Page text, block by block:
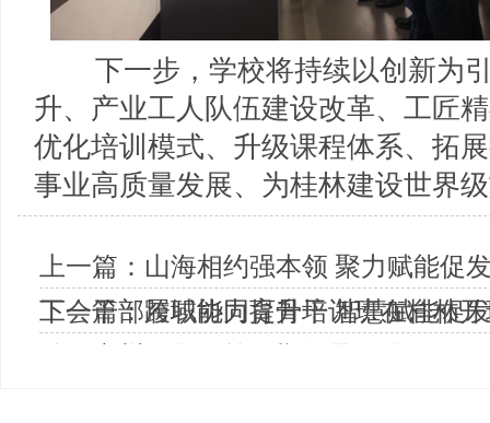
下一步，学校将持续以创新为
升、产业工人队伍建设改革、工匠
优化培训模式、升级课程体系、拓
事业高质量发展、为桂林建设世界
上一篇： 山海相约强本领 聚力赋能促
工会干部履职能力提升培训班在桂林
下一篇：跨域协同育骨干 智慧赋能